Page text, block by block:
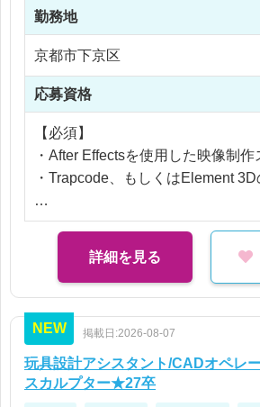
・演出のブラッシュアップおよび
※30時間分の残業代含む（超過分
※残業20時間以内
勤務地
京都市下京区
応募資格
【必須】
・After Effectsを使用した映像制作
・Trapcode、もしくはElement
【歓迎】
詳細を見る
NEW 掲載日:2026-08-07
玩具設計アシスタント/CADオペレ
スカルプター★27卒